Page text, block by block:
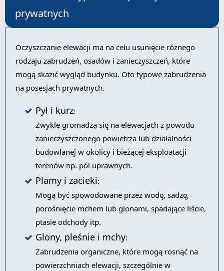
prywatnych
Oczyszczanie elewacji ma na celu usunięcie różnego
rodzaju zabrudzeń, osadów i zanieczyszczeń, które
mogą skazić wygląd budynku. Oto typowe zabrudzenia
na posesjach prywatnych.
Pył i kurz:
Zwykle gromadzą się na elewacjach z powodu
zanieczyszczonego powietrza lub działalności
budowlanej w okolicy i bieżącej eksploatacji
terenów np. pól uprawnych.
Plamy i zacieki:
Mogą być spowodowane przez wodę, sadzę,
porośnięcie mchem lub glonami, spadające liście,
ptasie odchody itp.
Glony, pleśnie i mchy:
Zabrudzenia organiczne, które mogą rosnąć na
powierzchniach elewacji, szczególnie w